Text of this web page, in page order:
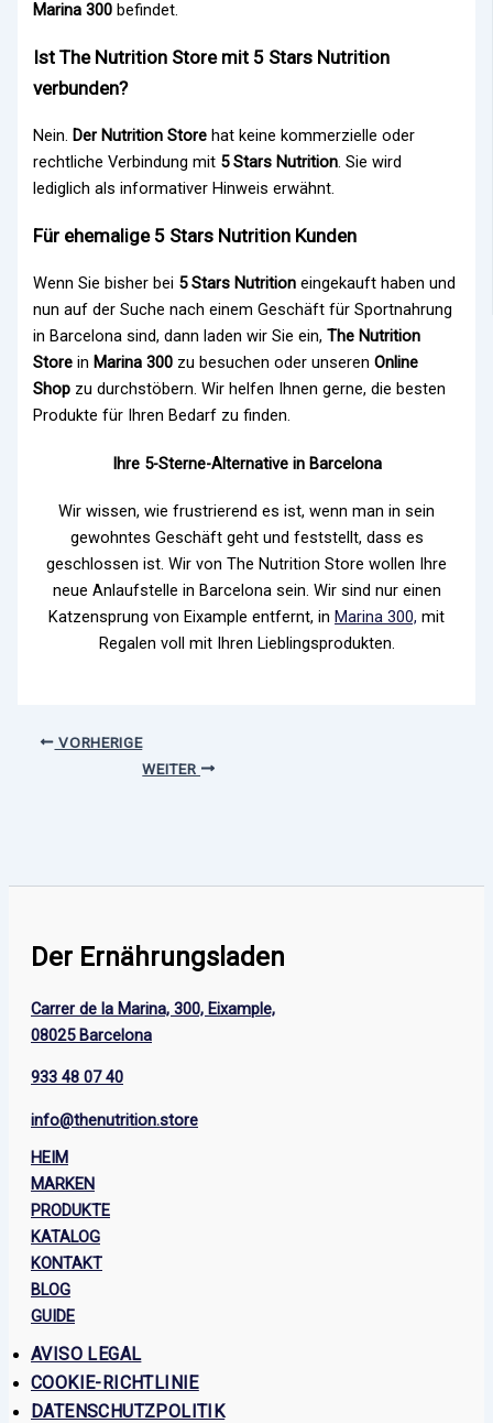
Marina 300 befindet.
Ist The Nutrition Store mit 5 Stars Nutrition
verbunden?
Nein.Der Nutrition Store hat keine kommerzielle oder
rechtliche Verbindung mit 5 Stars Nutrition. Sie wird
lediglich als informativer Hinweis erwähnt.
Für ehemalige 5 Stars Nutrition Kunden
Wenn Sie bisher bei 5 Stars Nutrition eingekauft haben und
nun auf der Suche nach einem Geschäft für Sportnahrung
in Barcelona sind, dann laden wir Sie ein,The Nutrition
Store in Marina 300 zu besuchen oder unserenOnline
Shop zu durchstöbern. Wir helfen Ihnen gerne, die besten
Produkte für Ihren Bedarf zu finden.
Ihre 5-Sterne-Alternative in Barcelona
Wir wissen, wie frustrierend es ist, wenn man in sein
gewohntes Geschäft geht und feststellt, dass es
geschlossen ist. Wir von The Nutrition Store wollen Ihre
neue Anlaufstelle in Barcelona sein. Wir sind nur einen
Katzensprung von Eixample entfernt, in Marina 300, mit
Regalen voll mit Ihren Lieblingsprodukten.
VORHERIGE
WEITER
Der Ernährungsladen
Carrer de la Marina, 300, Eixample,
08025 Barcelona
933 48 07 40
info@thenutrition.store
HEIM
MARKEN
PRODUKTE
KATALOG
KONTAKT
BLOG
GUIDE
AVISO LEGAL
COOKIE-RICHTLINIE
DATENSCHUTZPOLITIK